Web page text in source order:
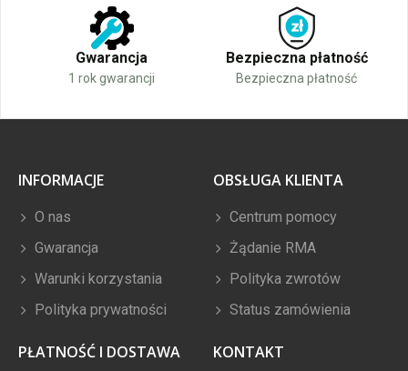
Gwarancja
1 rok gwarancji
Bezpieczna płatność
Bezpieczna płatność
INFORMACJE
O nas
Gwarancja
Warunki korzystania
Polityka prywatności
OBSŁUGA KLIENTA
Centrum pomocy
Żądanie RMA
Polityka zwrotów
Status zamówienia
PŁATNOŚĆ I DOSTAWA KONTAKT